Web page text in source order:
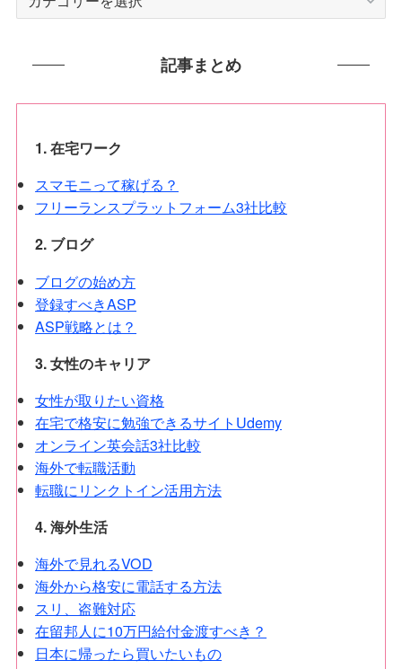
テ
記事まとめ
1. 在宅ワーク
スマモニって稼げる？
フリーランスプラットフォーム3社比較
2. ブログ
ブログの始め方
登録すべきASP
ASP戦略とは？
3. 女性のキャリア
女性が取りたい資格
在宅で格安に勉強できるサイトUdemy
オンライン英会話3社比較
海外で転職活動
転職にリンクトイン活用方法
4. 海外生活
海外で見れるVOD
海外から格安に電話する方法
スリ、盗難対応
在留邦人に10万円給付金渡すべき？
日本に帰ったら買いたいもの